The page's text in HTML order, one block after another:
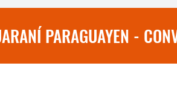
PARAGUAYEN -